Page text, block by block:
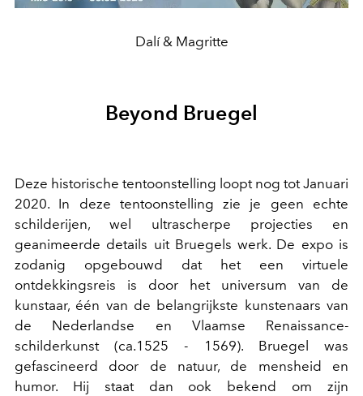
Dalí & Magritte
Beyond Bruegel
Deze historische tentoonstelling loopt nog tot Januari
2020. In deze tentoonstelling zie je geen echte
schilderijen, wel ultrascherpe projecties en
geanimeerde details uit Bruegels werk. De expo is
zodanig opgebouwd dat het een virtuele
ontdekkingsreis is door het universum van de
kunstaar, één van de belangrijkste kunstenaars van
de Nederlandse en Vlaamse Renaissance-
schilderkunst (ca.1525 - 1569). Bruegel was
gefascineerd door de natuur, de mensheid en
humor. Hij staat dan ook bekend om zijn